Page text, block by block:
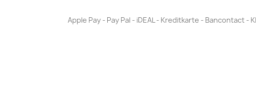
Apple Pay - Pay Pal - iDEAL - Kreditkarte - Bancontact